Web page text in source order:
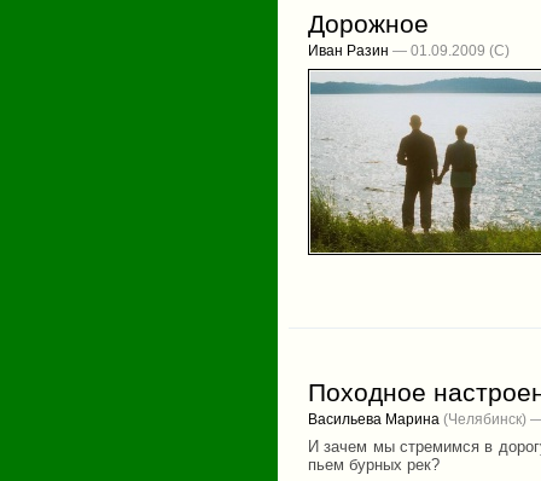
Дорожное
Иван Разин — 01.09.2009
Походное
Васильева Марина (Челябинск)
И зачем мы стремимся в
пьем бурных рек?